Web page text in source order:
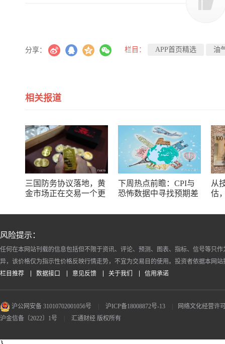
分享： 栏目： APP首页精选 油
相关报道
三国防务协议落地，黄
金市场正在交易一个更
下周热点前瞻：CPI与
恐怖数据中寻找预期差
从
估
风险提示：
任何在本网站刊载的信息包括但不限于资讯、评论、预测、图表、指标、信号等只
异，该价格仅为指示性价格反映行情走势，不宜为交易目的使用。投资者依据本网
栏目推荐
数据接口 意见反馈 关于我们 信用承诺
沪公网安备 31010702001056号 沪ICP备18008872号-13
网络文化经营许
沪金信备〔2022〕1号
汇通财经 版权所有